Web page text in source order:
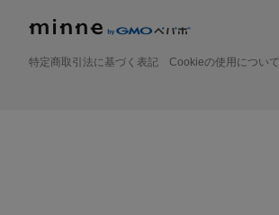
特定商取引法に基づく表記 Cookieの使用について